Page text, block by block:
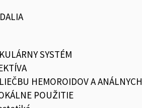
SYSTÉM
HEMOROIDOV A ANÁLNYCH
POUŽITIE